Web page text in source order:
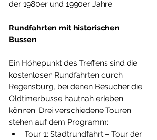
der 1980er und 1990er Jahre.
Rundfahrten mit historischen
Bussen
Ein Höhepunkt des Treffens sind die
kostenlosen Rundfahrten durch
Regensburg, bei denen Besucher die
Oldtimerbusse hautnah erleben
können. Drei verschiedene Touren
stehen auf dem Programm:
Tour 1: Stadtrundfahrt – Tour der